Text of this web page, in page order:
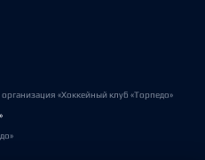
«Хоккейный клуб «Торпедо»